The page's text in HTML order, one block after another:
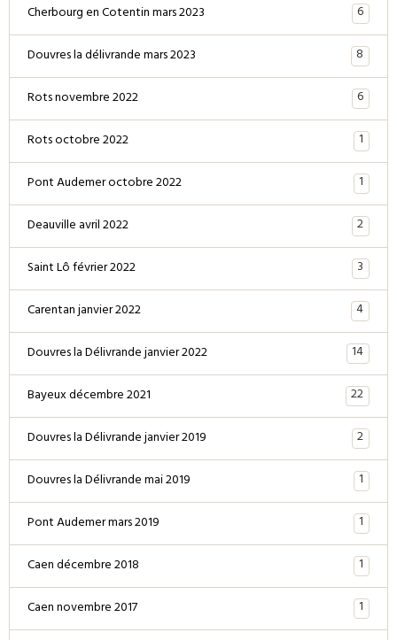
Cherbourg en Cotentin mars 2023
6
Douvres la délivrande mars 2023
8
Rots novembre 2022
6
Rots octobre 2022
1
Pont Audemer octobre 2022
1
Deauville avril 2022
2
Saint Lô février 2022
3
Carentan janvier 2022
4
Douvres la Délivrande janvier 2022
14
Bayeux décembre 2021
22
Douvres la Délivrande janvier 2019
2
Douvres la Délivrande mai 2019
1
Pont Audemer mars 2019
1
Caen décembre 2018
1
Caen novembre 2017
1